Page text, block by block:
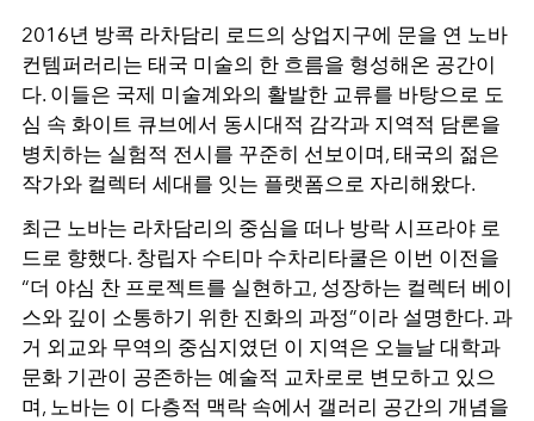
2016년 방콕 라차담리 로드의 상업지구에 문을 연 노바
컨템퍼러리는 태국 미술의 한 흐름을 형성해온 공간이
다. 이들은 국제 미술계와의 활발한 교류를 바탕으로 도
심 속 화이트 큐브에서 동시대적 감각과 지역적 담론을
병치하는 실험적 전시를 꾸준히 선보이며, 태국의 젊은
작가와 컬렉터 세대를 잇는 플랫폼으로 자리해왔다.
최근 노바는 라차담리의 중심을 떠나 방락 시프라야 로
드로 향했다. 창립자 수티마 수차리타쿨은 이번 이전을
“더 야심 찬 프로젝트를 실현하고, 성장하는 컬렉터 베이
스와 깊이 소통하기 위한 진화의 과정”이라 설명한다. 과
거 외교와 무역의 중심지였던 이 지역은 오늘날 대학과
문화 기관이 공존하는 예술적 교차로로 변모하고 있으
며, 노바는 이 다층적 맥락 속에서 갤러리 공간의 개념을